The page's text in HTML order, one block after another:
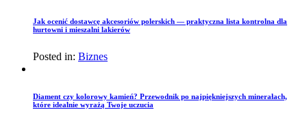
Jak ocenić dostawcę akcesoriów polerskich — praktyczna lista kontrolna dla
hurtowni i mieszalni lakierów
Posted in: Biznes
Diament czy kolorowy kamień? Przewodnik po najpiękniejszych minerałach,
które idealnie wyrażą Twoje uczucia